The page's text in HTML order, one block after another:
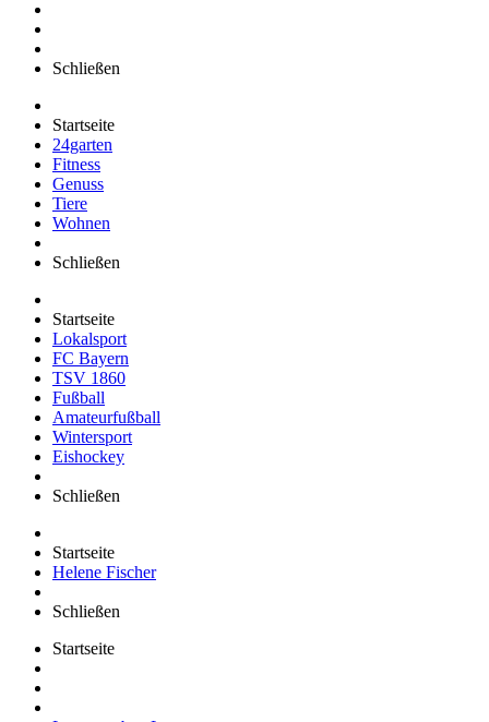
Schließen
Startseite
24garten
Fitness
Genuss
Tiere
Wohnen
Schließen
Startseite
Lokalsport
FC Bayern
TSV 1860
Fußball
Amateurfußball
Wintersport
Eishockey
Schließen
Startseite
Helene Fischer
Schließen
Startseite